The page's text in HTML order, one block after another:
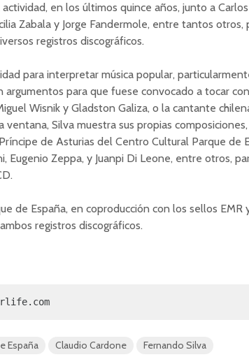
en los últimos quince años, junto a
Zabala y Jorge Fandermole, entre tantos otros,
registros discográficos.
para interpretar música popular,
argumentos para que fuese convocado a tocar
Wisnik y Gladston Galiza, o la cantante
ventana, Silva muestra sus propias
de Asturias del Centro Cultural Parque de
Eugenio Zeppa, y Juanpi Di Leone, entre otros,
de España, en coproducción con los sellos EMR
registros discográficos.
España Claudio Cardone Fernando Silva